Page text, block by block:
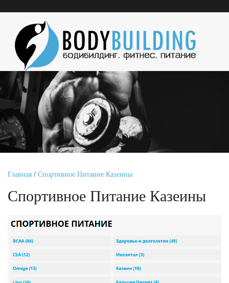
Главная / Спортивное Питание Казеины
Спортивное Питание Казеины